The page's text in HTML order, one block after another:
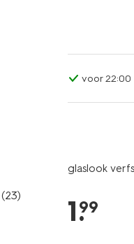
(23)
voor 22:00
glaslook
1.
99